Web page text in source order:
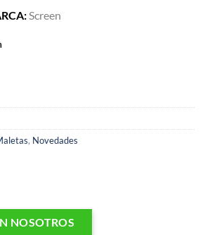
Screen
, Novedades
NOSOTROS